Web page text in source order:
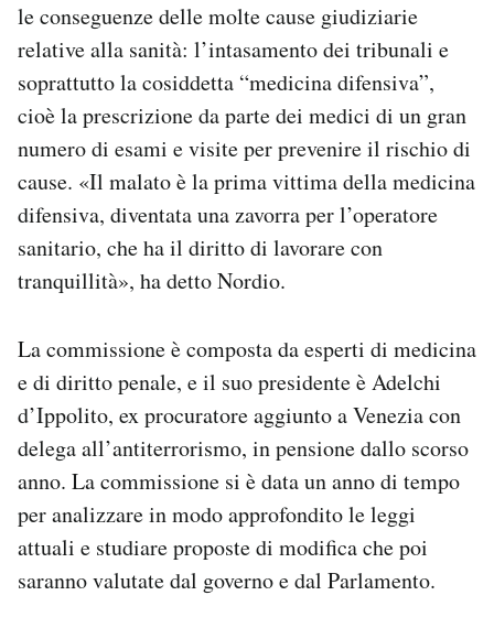
Esci
le conseguenze delle molte cause giudiziarie
relative alla sanità: l’intasamento dei tribunali e
soprattutto la cosiddetta “medicina difensiva”,
cioè la prescrizione da parte dei medici di un gran
numero di esami e visite per prevenire il rischio di
cause. «Il malato è la prima vittima della medicina
difensiva, diventata una zavorra per l’operatore
sanitario, che ha il diritto di lavorare con
tranquillità», ha detto Nordio.
La commissione è composta da esperti di medicina
e di diritto penale, e il suo presidente è Adelchi
d’Ippolito, ex procuratore aggiunto a Venezia con
delega all’antiterrorismo, in pensione dallo scorso
anno. La commissione si è data un anno di tempo
per analizzare in modo approfondito le leggi
attuali e studiare proposte di modifica che poi
saranno valutate dal governo e dal Parlamento.